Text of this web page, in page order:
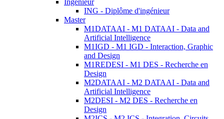
Ingénieur
ING - Diplôme d'ingénieur
Master
M1DATAAI - M1 DATAAI - Data and
Artificial Intelligence
M1IGD - M1 IGD - Interaction, Graphic
and Design
M1REDESI - M1 DES - Recherche en
Design
M2DATAAI - M2 DATAAI - Data and
Artificial Intelligence
M2DESI - M2 DES - Recherche en
Design